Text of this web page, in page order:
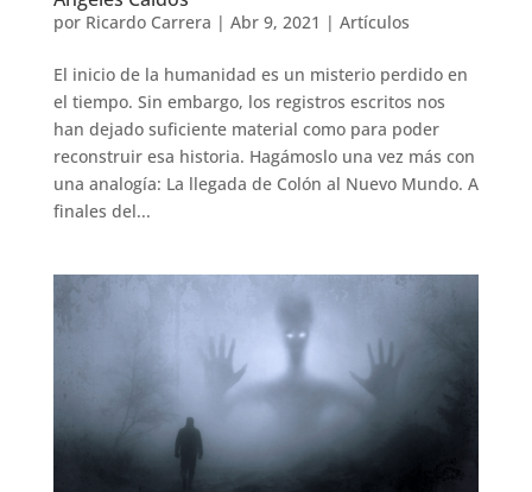
por Ricardo Carrera | Abr 9, 2021 | Artículos
El inicio de la humanidad es un misterio perdido en
el tiempo. Sin embargo, los registros escritos nos
han dejado suficiente material como para poder
reconstruir esa historia. Hagámoslo una vez más con
una analogía: La llegada de Colón al Nuevo Mundo. A
finales del...